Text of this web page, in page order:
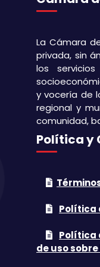
La Cámara
privada, sin
los
y vocería de
regional y
comunidad,
Política y
Política
Política
de uso